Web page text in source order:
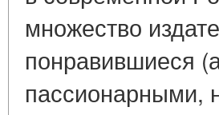
множество
понравившиеся
пассионарными,